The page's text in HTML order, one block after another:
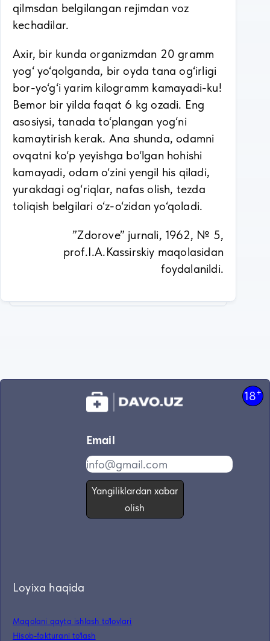
qilmsdan belgilangan rejimdan voz
kechadilar.
Axir, bir kunda organizmdan 20 gramm
yog‘ yo‘qolganda, bir oyda tana og‘irligi
bor-yo‘g‘i yarim kilogramm kamayadi-ku!
Bemor bir yilda faqat 6 kg ozadi. Eng
asosiysi, tanada to‘plangan yog‘ni
kamaytirish kerak. Ana shunda, odamni
ovqatni ko‘p yeyishga bo‘lgan hohishi
kamayadi, odam o‘zini yengil his qiladi,
yurakdagi og‘riqlar, nafas olish, tezda
toliqish belgilari o‘z-o‘zidan yo‘qoladi.
”Zdorove” jurnali, 1962, № 5,
prof.I.A.Kassirskiy maqolasidan
foydalanildi.
18+
Email
Yangiliklardan xabar
olish
Loyixa haqida
Maqolani qayta ishlash to'lovlari
Hisob-fakturani to'lash